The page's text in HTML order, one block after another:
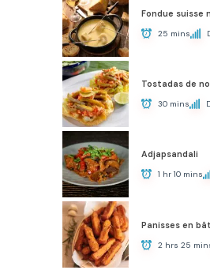
Fondue
25 mins
Tostadas de
30 mins
Adjapsandali
1 hr 10 mins
Panisses en
2 hrs 25